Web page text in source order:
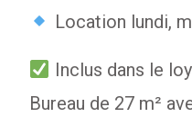
Location lundi,
Inclus dans le
Bureau de 27 m²